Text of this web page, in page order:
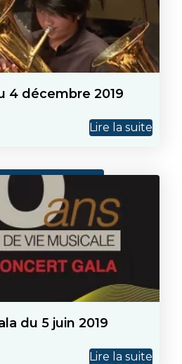
4 décembre 2019
Lire la suite
du 5 juin 2019
Lire la suite